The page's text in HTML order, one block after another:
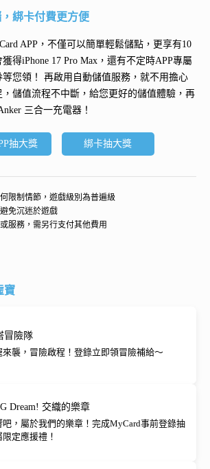
綁卡付費更方便
APP，不僅可以簡單輕鬆儲點，更享有10
獲得iPhone 17 Pro Max ，還有不定時APP專屬
等您領！ 再啟用自動儲值服務 ，就不用擔心
儲值流程不中斷，給您更好的儲值體驗，再
三合一充電器 ！
抽大獎 綁卡抽大獎
限制情節，遊戲級別為普遍級
免沉迷於遊戲
服務，需另行支付其他費用
寶
冒險隊
來襲，冒險啟程！登錄立即領冒險補給～
Dream! 交織的樂章
吧，屬於我們的樂章！完成MyCard事前登錄抽
限定應援禮！